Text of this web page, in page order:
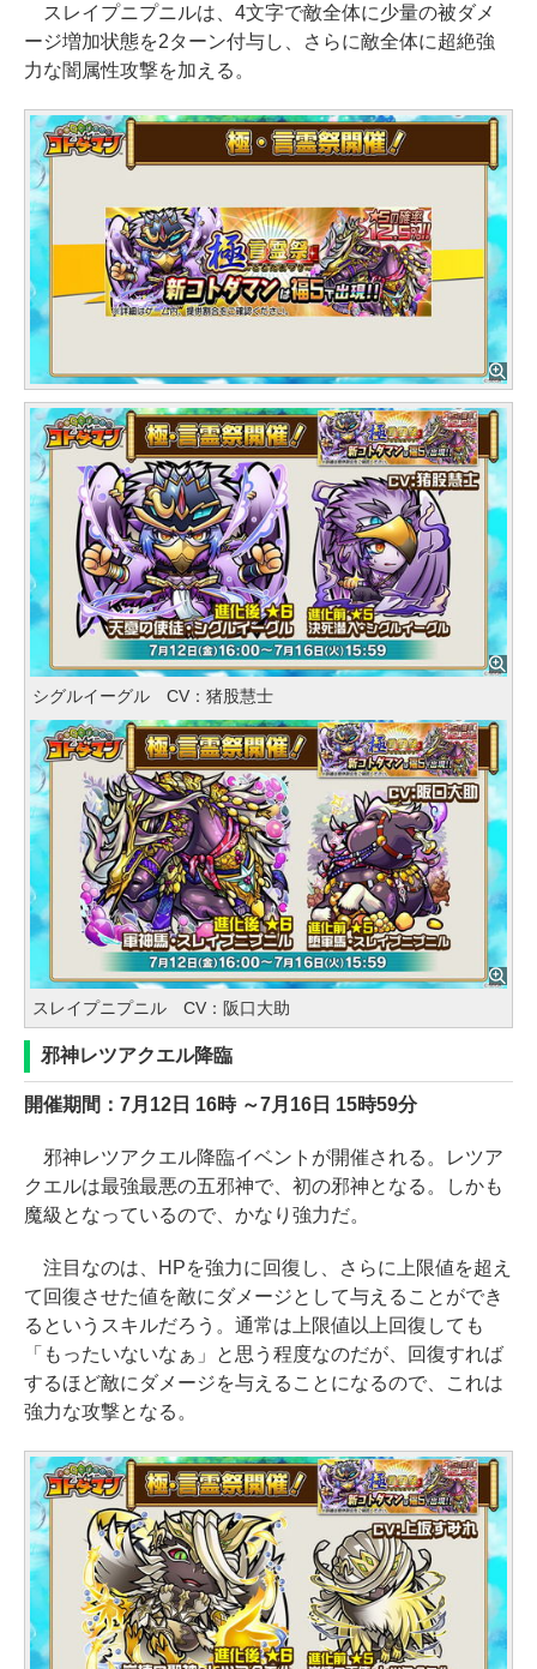
スレイプニプニルは、4文字で敵全体に少量の被ダメ
ージ増加状態を2ターン付与し、さらに敵全体に超絶強
力な闇属性攻撃を加える。
シグルイーグル CV：猪股慧士
スレイプニプニル CV：阪口大助
邪神レツアクエル降臨
開催期間：7月12日 16時 ～7月16日 15時59分
邪神レツアクエル降臨イベントが開催される。レツア
クエルは最強最悪の五邪神で、初の邪神となる。しかも
魔級となっているので、かなり強力だ。
注目なのは、HPを強力に回復し、さらに上限値を超え
て回復させた値を敵にダメージとして与えることができ
るというスキルだろう。通常は上限値以上回復しても
「もったいないなぁ」と思う程度なのだが、回復すれば
するほど敵にダメージを与えることになるので、これは
強力な攻撃となる。